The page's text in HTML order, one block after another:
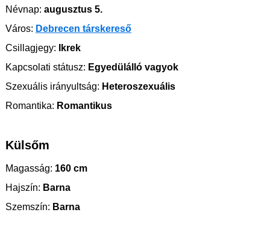
Névnap: augusztus 5.
Város: Debrecen társkereső
Csillagjegy: Ikrek
Kapcsolati státusz: Egyedülálló vagyok
Szexuális irányultság: Heteroszexuális
Romantika: Romantikus
Külsőm
Magasság: 160 cm
Hajszín: Barna
Szemszín: Barna